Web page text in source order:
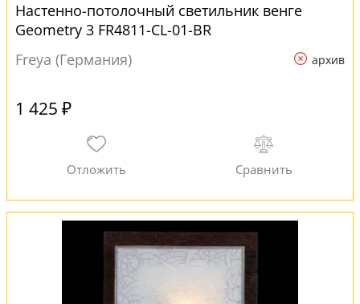
Настенно-потолочный светильник венге
Geometry 3 FR4811-CL-01-BR
Freya (Германия)
архив
1 425 ₽